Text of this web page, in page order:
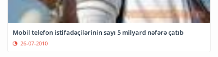
Mobil telefon istifadəçilərinin sayı 5 milyard nəfərə çatıb
26-07-2010